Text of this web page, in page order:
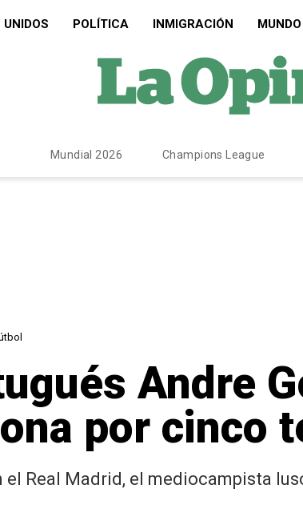
UNIDOS POLÍTICA INMIGRACIÓN MUNDO
Mundial 2026 Champions League
Andre
por cinco
el Real Madrid, el mediocampista